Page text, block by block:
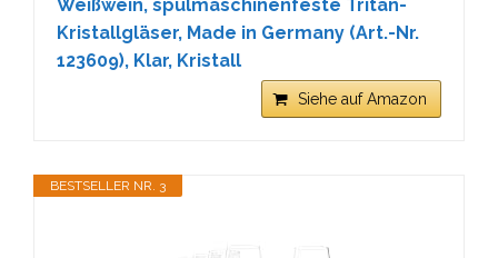
Weißwein, spülmaschinenfeste Tritan-
Kristallgläser, Made in Germany (Art.-Nr.
123609), Klar, Kristall
Siehe auf Amazon
BESTSELLER NR. 3